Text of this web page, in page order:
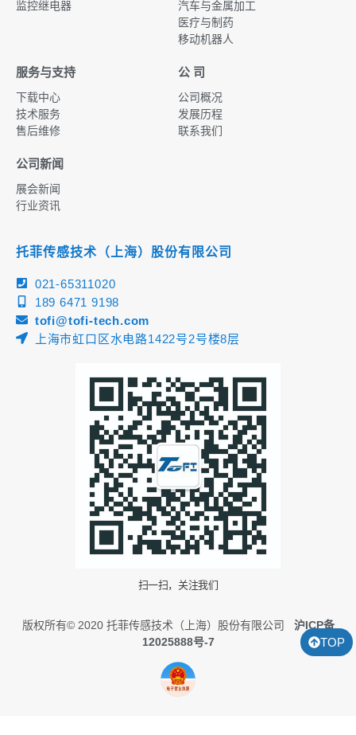
监控继电器
汽车与金属加工
医疗与制药
移动机器人
服务与支持
下载中心
技术服务
售后维修
公 司
公司概况
发展历程
联系我们
公司新闻
展会新闻
行业资讯
托菲传感技术（上海）股份有限公司
021-65311020
189 6471 9198
tofi@tofi-tech.com
上海市虹口区水电路1422号2号楼8层
扫一扫，关注我们
版权所有© 2020 托菲传感技术（上海）股份有限公司
沪ICP备
12025888号-7
TOP